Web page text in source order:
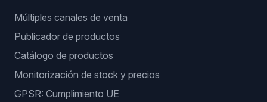
Múltiples canales de venta
Publicador de productos
Catálogo de productos
Monitorización de stock y precios
GPSR: Cumplimiento UE